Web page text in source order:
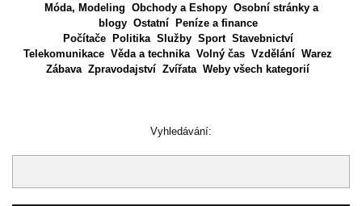
Móda, Modeling Obchody a Eshopy Osobní stránky a
blogy Ostatní
Peníze a finance
Počítače
Politika Služby Sport Stavebnictví
Telekomunikace Věda a technika Volný čas Vzdělání Warez
Zábava Zpravodajství Zvířata Weby všech kategorií
Vyhledávání: